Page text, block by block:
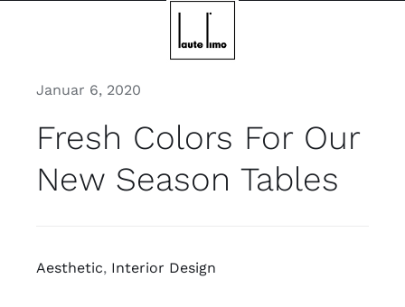
Januar 6, 2020
Fresh Colors For Our
New Season Tables
Aesthetic, Interior Design